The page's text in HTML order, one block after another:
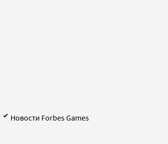
Новости Forbes Games